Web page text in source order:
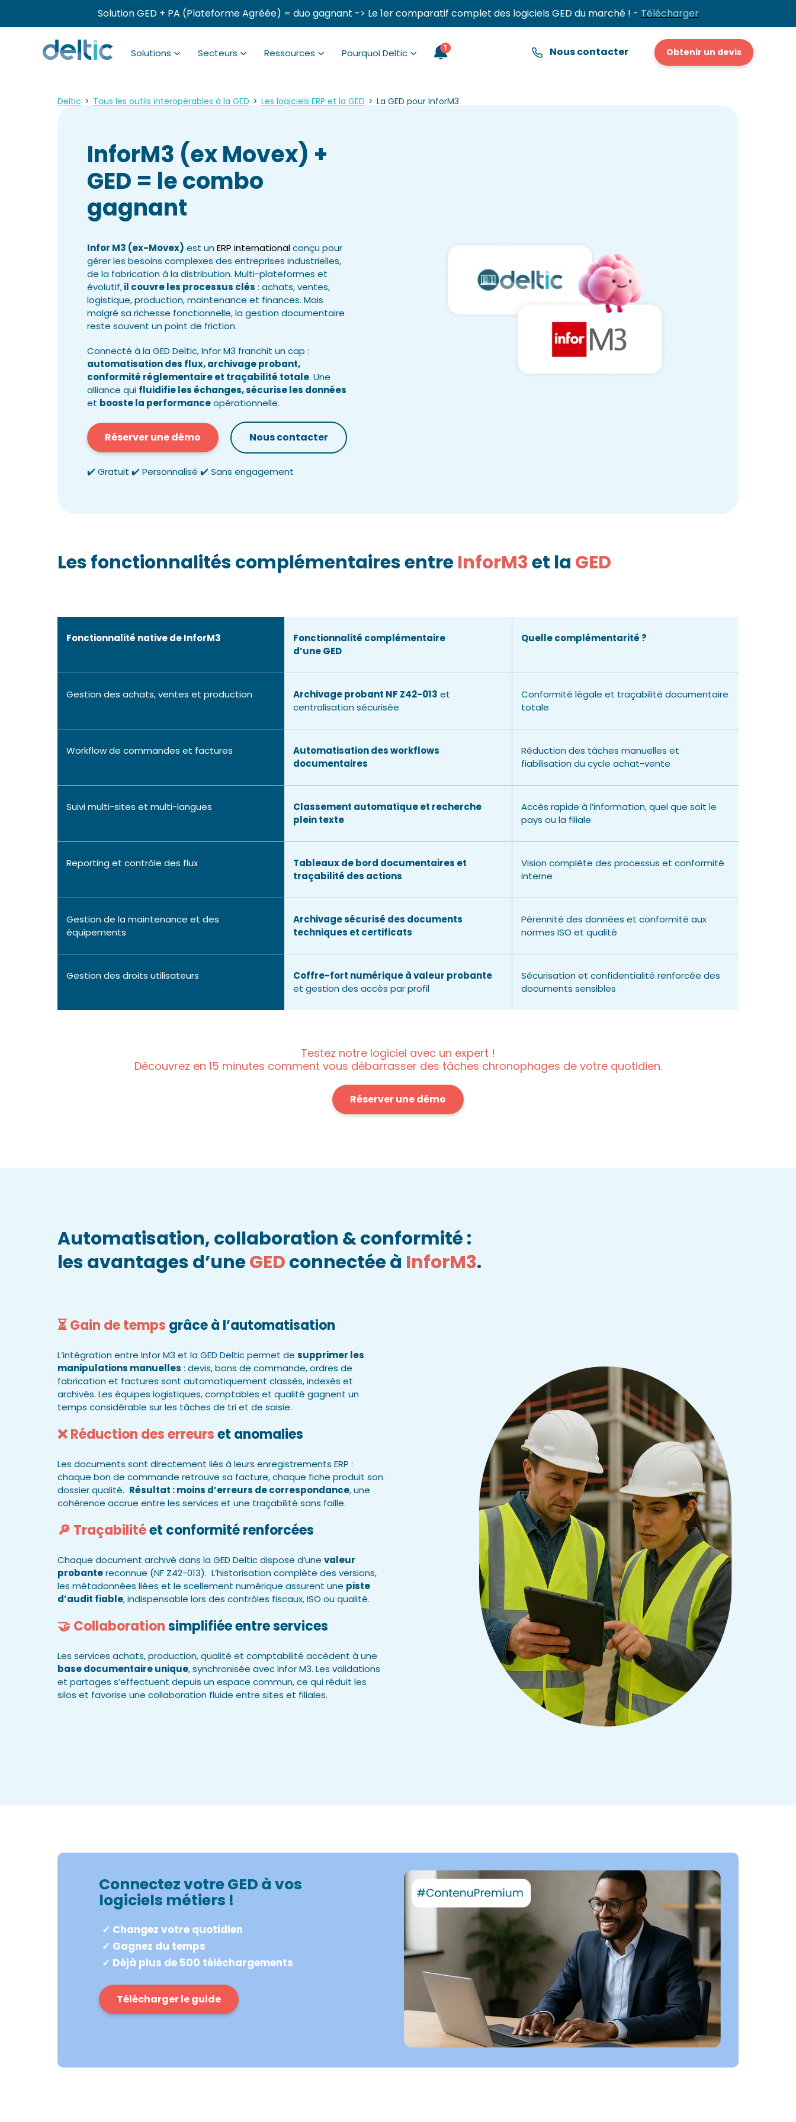
Solution GED + PA (Plateforme Agréée) = duo gagnant -> Le 1er comparatif complet des logiciels GED du marché ! - Télécharger
Solutions Secteurs Ressources Pourquoi Deltic Nous contacter Obtenir un devis
Deltic > Tous les outils interopérables à la GED > Les logiciels ERP et la GED > La GED pour InforM3
InforM3 (ex Movex) +
GED = le combo
gagnant
Infor M3 (ex-Movex) est un ERP internationalconçu pour
gérer les besoins complexes des entreprises industrielles,
de la fabrication à la distribution. Multi-plateformes et
évolutif,il couvre les processus clés : achats, ventes,
logistique, production, maintenance et finances. Mais
malgré sa richesse fonctionnelle, la gestion documentaire
reste souvent un point de friction.
Connecté à la GED Deltic, Infor M3 franchit un cap :
automatisation des flux, archivage probant,
conformité réglementaire et traçabilité totale. Une
alliance qui fluidifie les échanges, sécurise les données
et booste la performanceopérationnelle.
Réserver une démo Nous contacter
✔️ Gratuit ✔️ Personnalisé ✔️ Sans engagement
Les fonctionnalités complémentaires entreInforM3et la GED
Fonctionnalité native de InforM3
Fonctionnalité complémentaire
d’une GED
Quelle complémentarité ?
Gestion des achats, ventes et production Archivage probant NF Z42-013 et
centralisation sécurisée
Conformité légale et traçabilité documentaire
totale
Workflow de commandes et factures
Automatisation des workflows
documentaires
Réduction des tâches manuelles et
fiabilisation du cycle achat-vente
Suivi multi-sites et multi-langues
Classement automatique et recherche
plein texte
Accès rapide à l’information, quel que soit le
pays ou la filiale
Reporting et contrôle des flux
Tableaux de bord documentaires et
traçabilité des actions
Vision complète des processus et conformité
interne
Gestion de la maintenance et des
équipements
Archivage sécurisé des documents
techniques et certificats
Pérennité des données et conformité aux
normes ISO et qualité
Gestion des droits utilisateurs
Coffre-fort numérique à valeur probante
et gestion des accès par profil
Sécurisation et confidentialité renforcée des
documents sensibles
Testez notre logiciel avec un expert !
Découvrez en 15 minutes comment vous débarrasser des tâches chronophages de votre quotidien.
Réserver une démo
Automatisation, collaboration & conformité :
les avantages d’uneGEDconnectée à InforM3.
⏳ Gain de temps grâce à l’automatisation
L’intégration entre Infor M3 et la GED Deltic permet de supprimer les
manipulations manuelles : devis, bons de commande, ordres de
fabrication et factures sont automatiquement classés, indexés et
archivés. Les équipes logistiques, comptables et qualité gagnent un
temps considérable sur les tâches de tri et de saisie.
❌ Réduction des erreurset anomalies
Les documents sont directement liés à leurs enregistrements ERP :
chaque bon de commande retrouve sa facture, chaque fiche produit son
dossier qualité. Résultat : moins d’erreurs de correspondance, une
cohérence accrue entre les services et une traçabilité sans faille.
🔎 Traçabilitéet conformité renforcées
Chaque document archivé dans la GED Deltic dispose d’une valeur
probantereconnue (NF Z42-013). L’historisation complète des versions,
les métadonnées liées et le scellement numérique assurent une piste
d’audit fiable, indispensable lors des contrôles fiscaux, ISO ou qualité.
🤝 Collaborationsimplifiée entre services
Les services achats, production, qualité et comptabilité accèdent à une
base documentaire unique, synchronisée avec Infor M3. Les validations
et partages s’effectuent depuis un espace commun, ce qui réduit les
silos et favorise une collaboration fluide entre sites et filiales.
Connectez votre GED à vos
logiciels métiers !
✓ Changez votre quotidien
✓ Gagnez du temps
✓ Déjà plus de 500 téléchargements
Télécharger le guide